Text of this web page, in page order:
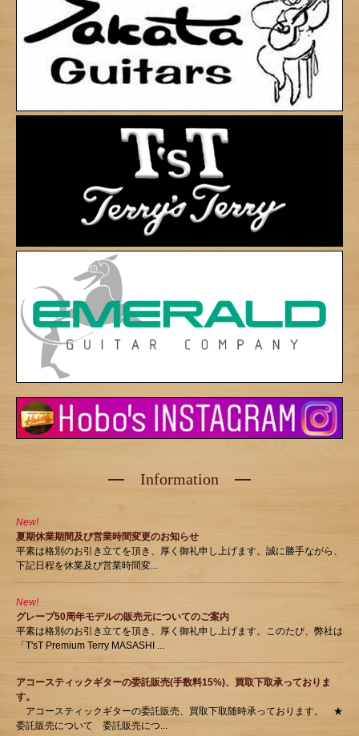
Information
New!
夏期休業期間及び営業時間変更のお知らせ
平素は格別のお引き立てを頂き、厚く御礼申し上げます。誠に勝手ながら、
下記日程を休業及び営業時間変...
New!
グレープ50周年モデルの販売元についてのご案内
平素は格別のお引き立てを頂き、厚く御礼申し上げます。このたび、弊社は
「T'sT Premium Terry MASASHI ...
アコースティックギターの委託販売(手数料15%)、買取下取承っておりま
す。
アコースティックギターの委託販売、買取下取随時承っております。 ★
委託販売について 委託販売につ...